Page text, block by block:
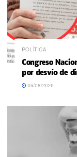
POLÍTICA
Congreso
por desvío de
06/08/2026